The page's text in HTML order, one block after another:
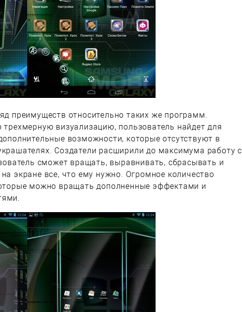
преимуществ относительно таких же программ.
визуализацию, пользователь найдет для
возможности, которые отсутствуют в
Создатели расширили до максимума работу с
сможет вращать, выравнивать, сбрасывать и
экране все, что ему нужно. Огромное количество
можно вращать дополненные эффектами и